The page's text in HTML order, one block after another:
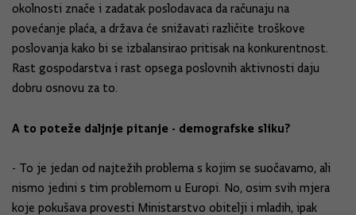
okolnosti znače i zadatak poslodavaca da računaju na
povećanje plaća, a država će snižavati različite troškove
poslovanja kako bi se izbalansirao pritisak na konkurentnost.
Rast gospodarstva i rast opsega poslovnih aktivnosti daju
dobru osnovu za to.
A to poteže daljnje pitanje - demografske sliku?
- To je jedan od najtežih problema s kojim se suočavamo, ali
nismo jedini s tim problemom u Europi. No, osim svih mjera
koje pokušava provesti Ministarstvo obitelji i mladih, ipak